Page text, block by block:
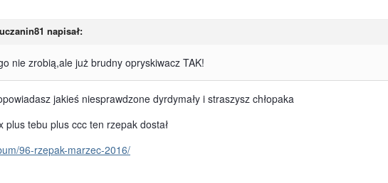
napisał:
nie zrobią,ale już brudny opryskiwacz TAK!
jakieś niesprawdzone dyrdymały i straszysz chłopaka
tebu plus ccc ten rzepak dostał
96-rzepak-marzec-2016/